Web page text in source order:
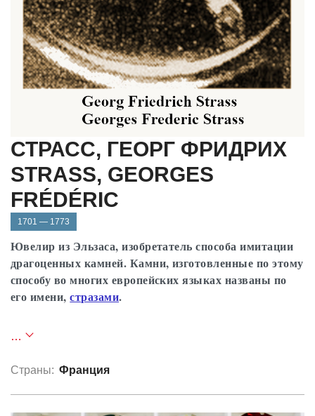
СТРАСС, ГЕОРГ ФРИДРИХ
STRASS, GEORGES
FRÉDÉRIC
1701 — 1773
Ювелир из Эльзаса, изобретатель способа имитации
драгоценных камней. Камни, изготовленные по этому
способу во многих европейских языках названы по
его имени,стразами.
кристалла, который он нашел в реке Рейн. Для
таллия. В результате получились камни,
чрезвычайно похожие на бриллианты. Чтобы
…
Страны: Франция